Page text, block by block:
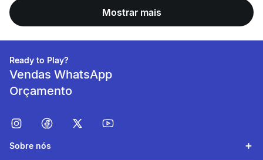
Mostrar mais
Ready to Play?
Vendas WhatsApp
Orçamento
Sobre nós